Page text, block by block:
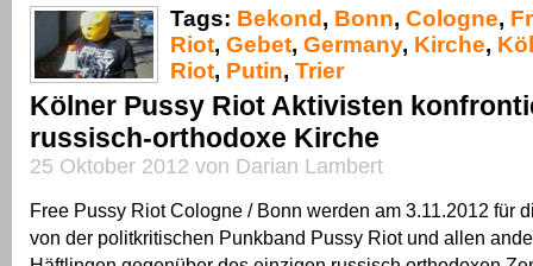
Tags: Bekond , Bonn, Cologne,
Riot, Gebet, Germany, Kirche,
Riot, Putin, Trier
Kölner Pussy Riot Aktivisten
russisch-orthodoxe Kirche
25 Oktober 2012 von Darian Lambert
Free Pussy Riot Cologne / Bonn werden am 3.11.2012 für
von der politkritischen Punkband Pussy Riot und allen